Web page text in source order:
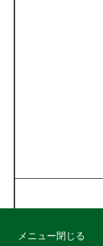
メニュー閉じる